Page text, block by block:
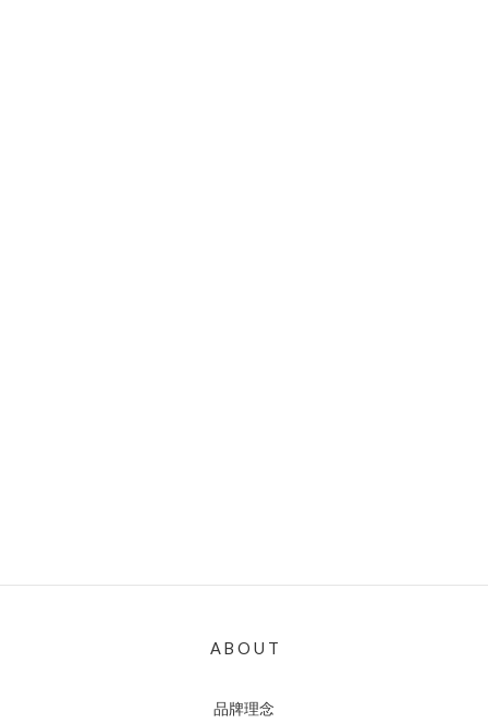
A B O U T
品牌理念